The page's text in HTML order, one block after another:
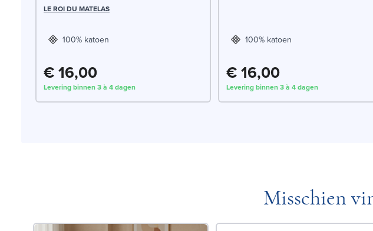
LE ROI DU MATELAS
100% katoen
€ 16,00
Levering binnen 3 à 4 dagen
100% katoen
€ 16,00
Levering binnen 3 à 4 dagen
Misschien